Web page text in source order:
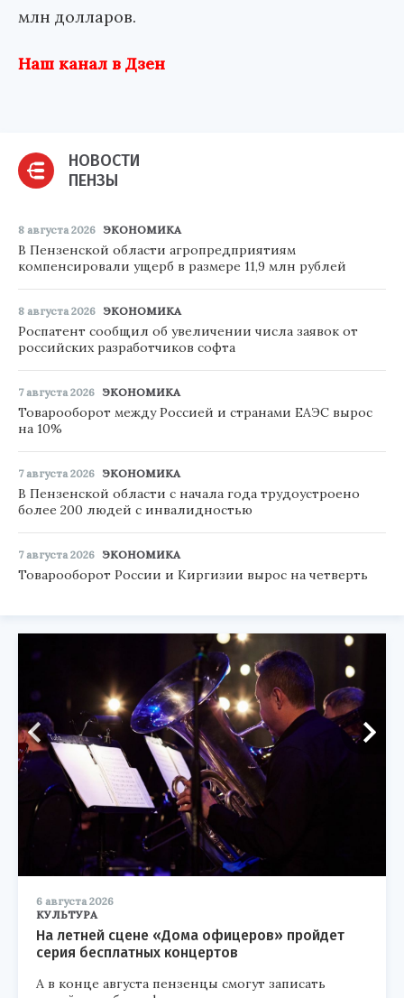
млн долларов.
Наш канал в Дзен
НОВОСТИ
ПЕНЗЫ
8 августа 2026 ЭКОНОМИКА
В Пензенской области агропредприятиям
компенсировали ущерб в размере 11,9 млн рублей
8 августа 2026 ЭКОНОМИКА
Роспатент сообщил об увеличении числа заявок от
российских разработчиков софта
7 августа 2026 ЭКОНОМИКА
Товарооборот между Россией и странами ЕАЭС вырос
на 10%
7 августа 2026 ЭКОНОМИКА
В Пензенской области с начала года трудоустроено
более 200 людей с инвалидностью
7 августа 2026 ЭКОНОМИКА
Товарооборот России и Киргизии вырос на четверть
6 августа 2026
КУЛЬТУРА
На летней сцене «Дома офицеров» пройдет
серия бесплатных концертов
А в конце августа пензенцы смогут записать